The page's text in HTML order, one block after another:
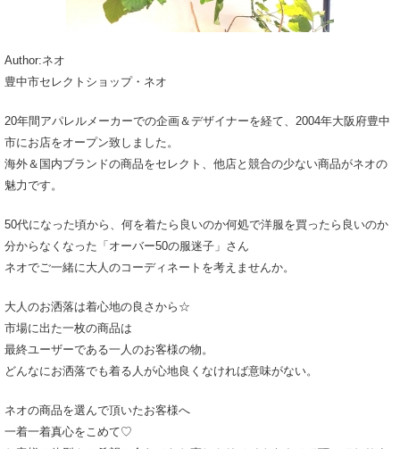
Author:ネオ
豊中市セレクトショップ・ネオ
20年間アパレルメーカーでの企画＆デザイナーを経て、2004年大阪府豊中
市にお店をオープン致しました。
海外＆国内ブランドの商品をセレクト、他店と競合の少ない商品がネオの
魅力です。
50代になった頃から、何を着たら良いのか何処で洋服を買ったら良いのか
分からなくなった「オーバー50の服迷子」さん
ネオでご一緒に大人のコーディネートを考えませんか。
大人のお洒落は着心地の良さから☆
市場に出た一枚の商品は
最終ユーザーである一人のお客様の物。
どんなにお洒落でも着る人が心地良くなければ意味がない。
ネオの商品を選んで頂いたお客様へ
一着一着真心をこめて♡